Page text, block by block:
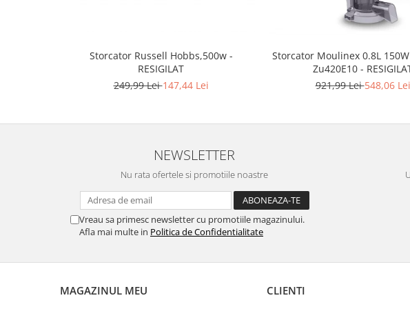
Ingrijire personala & Cosmetice
Accesorii aparate de ras electrice
Aparate & Accesorii ingrijire
Articole Sanatate si Wellness
Consumabile sanitare
Cosmetice si produse ingrijire
Hrana bebelusi
Storcator Russell Hobbs,500w -
RESIGILAT
249,99 Lei147,44 Lei
Storcator Moulinex 0.8L
Zu420E10 -
921,99 Lei548,06 Lei
NEWSLETTER
Nu rata ofertele si promotiile noastre
Vreau sa primesc newsletter cu promotiile magazinului.
Afla mai multe in Politica de Confidentialitate
MAGAZINUL MEU CLIENTI